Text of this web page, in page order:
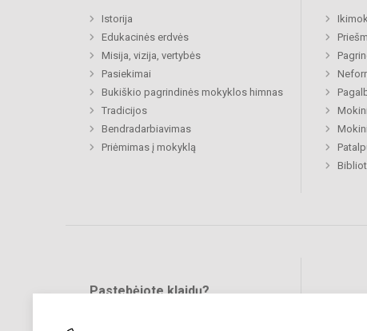
Istorija
Edukacinės erdvės
Misija, vizija, vertybės
Pasiekimai
Bukiškio pagrindinės mokyklos himnas
Tradicijos
Bendradarbiavimas
Priėmimas į mokyklą
Pastebėjote klaidų?